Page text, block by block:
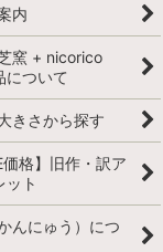
内
窯 + nicorico
について
きさから探す
価格】旧作・訳ア
ット
んにゅう）につ